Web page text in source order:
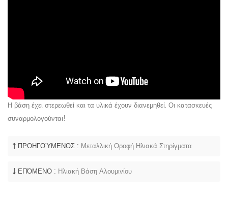
Η βάση έχει στερεωθεί και τα υλικά έχουν διανεμηθεί. Οι κατασκευές
συναρμολογούνται!
ΠΡΟΗΓΟΎΜΕΝΟΣ : Μεταλλική Οροφή Ηλιακά Στηρίγματα
ΕΠΌΜΕΝΟ : Ηλιακή Βάση Αλουμινίου